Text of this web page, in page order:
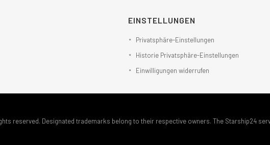
EINSTELLUNGEN
Privatsphäre-Einstellungen
Historie Privatsphäre-Einstellungen
Einwilligungen widerrufen
reserved. Designated trademarks belong to their respective owners. The Starship24